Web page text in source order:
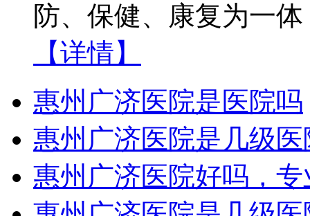
防、保健、康复为一
【详情】
惠州广济医院是医院吗
惠州广济医院是几级医
惠州广济医院好吗，专